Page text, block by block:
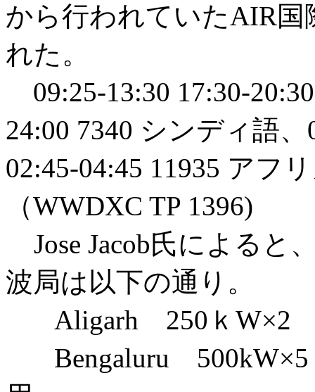
から行われていたAIR
れた。
09:25-13:30 17:30-
24:00 7340 シンディ語
02:45-04:45 11935 アフ
（WWDXC TP 1396)
Jose Jacob氏によると
波局は以下の通り。
Aligarh 250ｋW×2
Bengaluru 500kW×5